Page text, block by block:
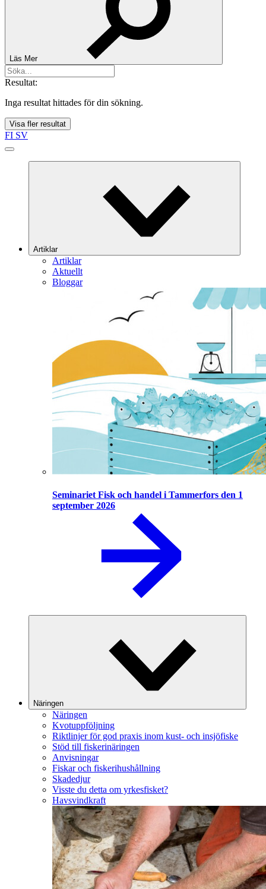
Läs Mer
Resultat:
Inga resultat hittades för din sökning.
Visa fler resultat
FI SV
Artiklar
Artiklar
Aktuellt
Bloggar
Seminariet Fisk och handel i Tammerfors den 1
september 2026
Näringen
Näringen
Kvotuppföljning
Riktlinjer för god praxis inom kust- och insjöfiske
Stöd till fiskerinäringen
Anvisningar
Fiskar och fiskerihushållning
Skadedjur
Visste du detta om yrkesfisket?
Havsvindkraft